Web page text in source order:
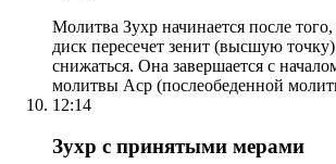
Молитва Зухр начинается после
диск пересечет зенит (высшую
снижаться. Она завершается с
молитвы Аср (послеобеденной
12:14
Зухр с принятыми мерами